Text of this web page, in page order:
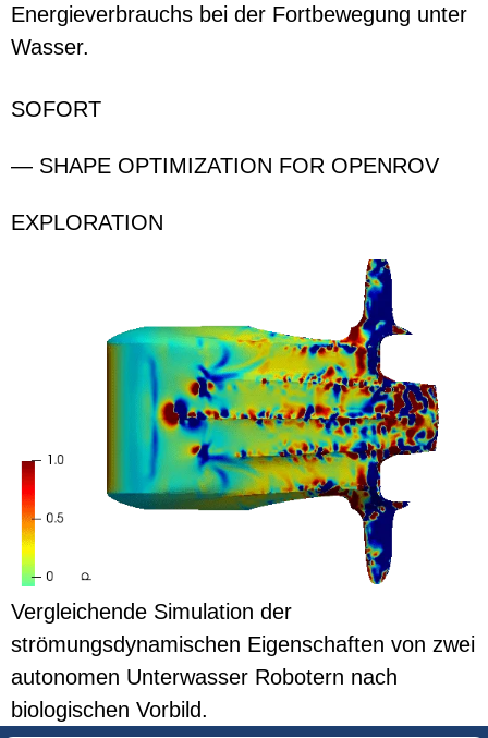
Energieverbrauchs bei der Fortbewegung unter
Wasser.
SOFORT
— SHAPE OPTIMIZATION FOR OPENROV
EXPLORATION
Vergleichende Simulation der
strömungsdynamischen Eigenschaften von zwei
autonomen Unterwasser Robotern nach
biologischen Vorbild.